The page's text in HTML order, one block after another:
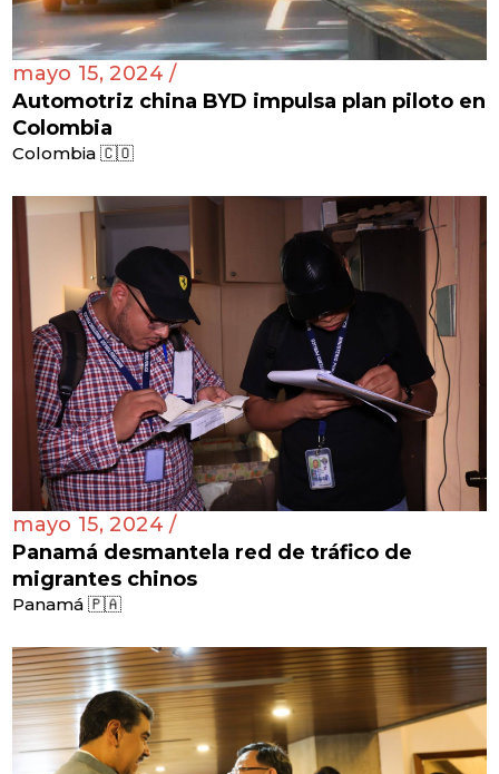
mayo 15, 2024 /
Automotriz china BYD impulsa plan piloto en
Colombia
Colombia 🇨🇴
mayo 15, 2024 /
Panamá desmantela red de tráfico de
migrantes chinos
Panamá 🇵🇦